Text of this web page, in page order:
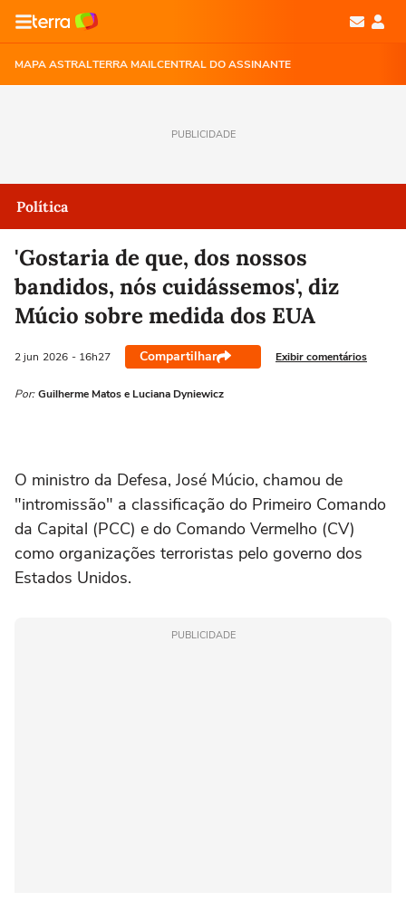
MAPA ASTRALTERRA MAILCENTRAL DO ASSINANTE
PUBLICIDADE
Política
'Gostaria de que, dos nossos
bandidos, nós cuidássemos', diz
Múcio sobre medida dos EUA
2 jun 2026 - 16h27 Compartilhar Exibir comentários
Por: Guilherme Matos e Luciana Dyniewicz
O ministro da Defesa, José Múcio, chamou de
"intromissão" a classificação do Primeiro Comando
da Capital (PCC) e do Comando Vermelho (CV)
como organizações terroristas pelo governo dos
Estados Unidos.
PUBLICIDADE